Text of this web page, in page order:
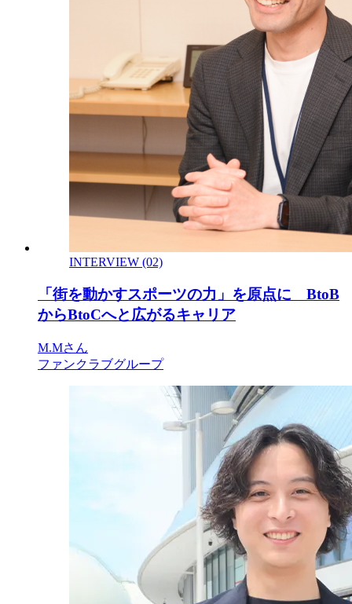
INTERVIEW (02)
「街を動かすスポーツの力」を原点に BtoB
からBtoCへと広がるキャリア
M.Mさん
ファンクラブグループ